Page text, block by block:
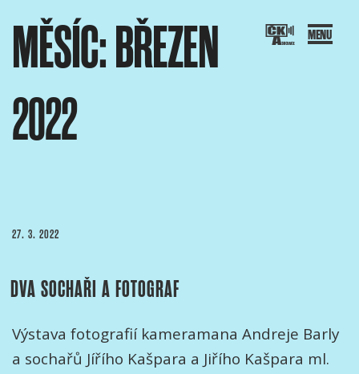
obsahu
ČESKÝCH KAMERAMANŮ
portál Asociace českých kameramanů
MĚSÍC: BŘEZEN
2022
PUBLIKOVÁNO
27. 3. 2022
DVA SOCHAŘI A FOTOGRAF
Výstava fotografií kameramana Andreje Barly
a sochařů Jířího Kašpara a Jiřího Kašpara ml.